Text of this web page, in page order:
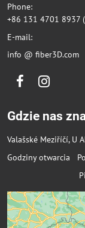
Phone:
+86 131 4701 8937
E-mail:
info @ fiber3D.com
FacebookInstagram
Gdzie nas
Valašské Meziříčí, U
Godziny otwarcia
Piątek